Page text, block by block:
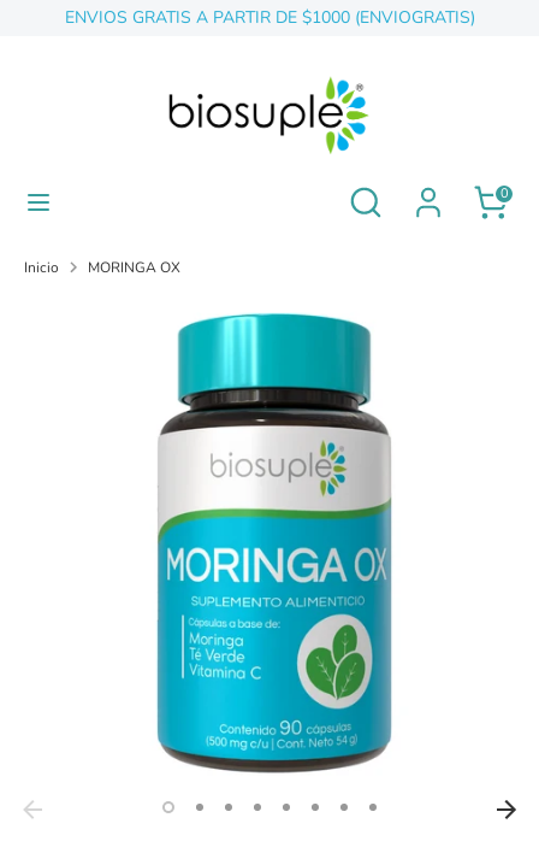
ENVIOS GRATIS A PARTIR DE $1000 (ENVIOGRATIS)
Buscar
tienda
0
Inicio MORINGA OX